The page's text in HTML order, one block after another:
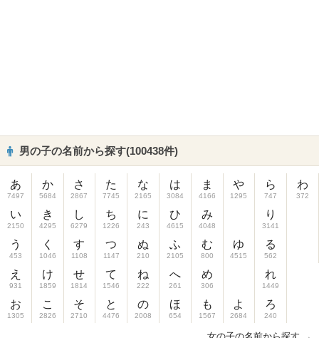
男の子の名前から探す(100438件)
あ
7497
い
2150
う
453
え
931
お
1305
か
5684
き
4295
く
1046
け
1859
こ
2826
さ
2867
し
6279
す
1108
せ
1814
そ
2710
た
7745
ち
1226
つ
1147
て
1546
と
4476
な
2165
に
243
ぬ
210
ね
222
の
2008
は
3084
ひ
4615
ふ
2105
へ
261
ほ
654
ま
4166
み
4048
む
800
め
306
も
1567
や
1295
ゆ
4515
よ
2684
ら
747
り
3141
る
562
れ
1449
ろ
240
わ
372